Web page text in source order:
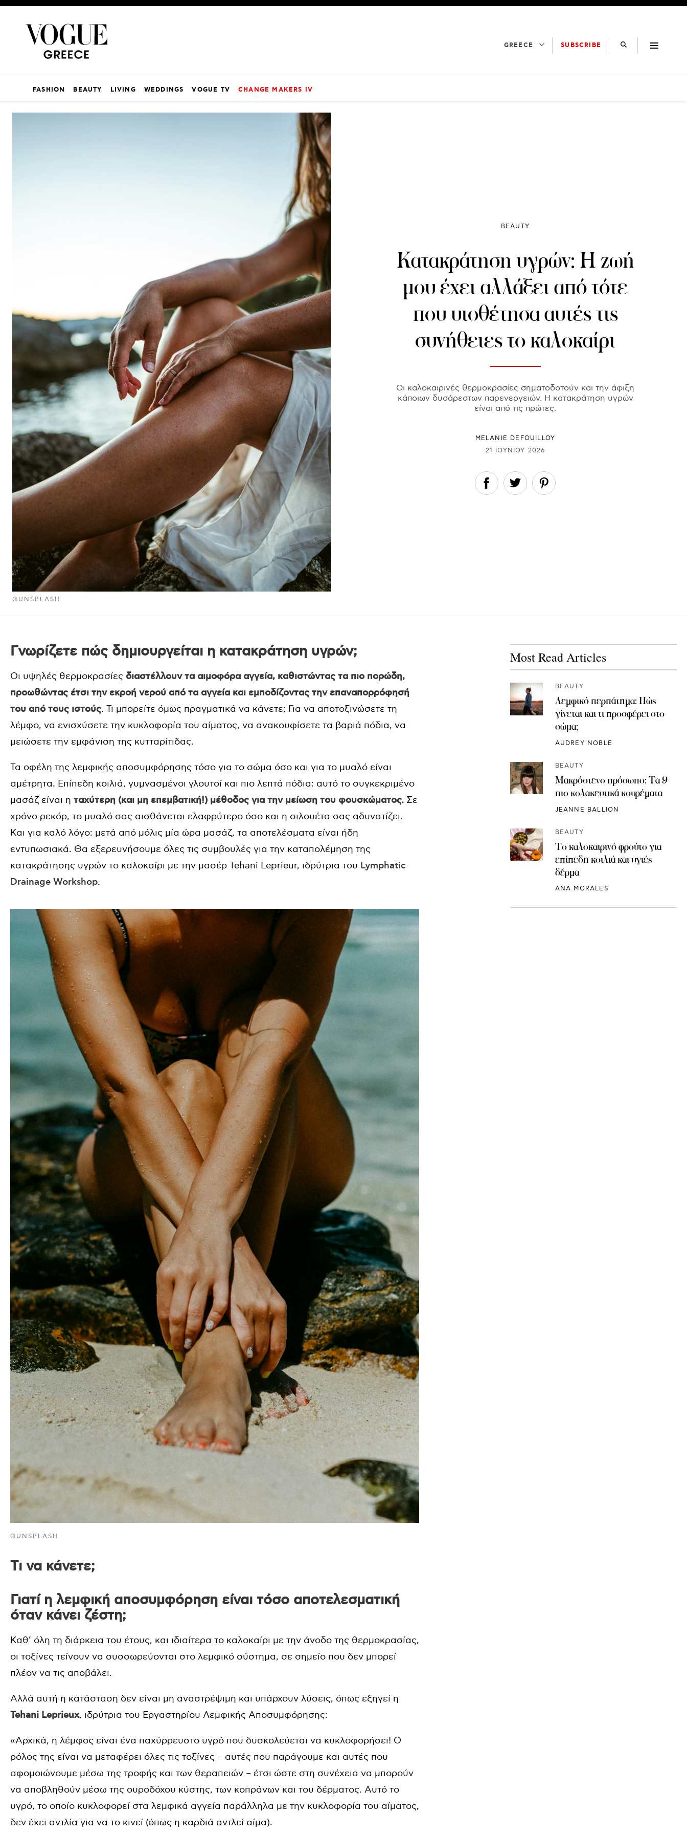
GREECE SUBSCRIBE
FASHION BEAUTY LIVING WEDDINGS VOGUE TV CHANGE MAKERS IV
©UNSPLASH
BEAUTY
Κατακράτηση υγρών: Η ζωή
μου έχει αλλάξει από τότε
που υιοθέτησα αυτές τις
συνήθειες το καλοκαίρι
Οι καλοκαιρινές θερμοκρασίες σηματοδοτούν και την άφιξη
κάποιων δυσάρεστων παρενεργειών. Η κατακράτηση υγρών
είναι από τις πρώτες.
MELANIE DEFOUILLOY
21 ΙΟΥΝΊΟΥ 2026
Γνωρίζετε πώς δημιουργείται η κατακράτηση υγρών;
Οι υψηλές θερμοκρασίες διαστέλλουν τα αιμοφόρα αγγεία, καθιστώντας τα πιο πορώδη,
προωθώντας έτσι την εκροή νερού από τα αγγεία και εμποδίζοντας την επαναπορρόφησή
του από τους ιστούς. Τι μπορείτε όμως πραγματικά να κάνετε; Για να αποτοξινώσετε τη
λέμφο, να ενισχύσετε την κυκλοφορία του αίματος, να ανακουφίσετε τα βαριά πόδια, να
μειώσετε την εμφάνιση της κυτταρίτιδας.
Τα οφέλη της λεμφικής αποσυμφόρησης τόσο για το σώμα όσο και για το μυαλό είναι
αμέτρητα. Επίπεδη κοιλιά, γυμνασμένοι γλουτοί και πιο λεπτά πόδια: αυτό το συγκεκριμένο
μασάζ είναι η ταχύτερη (και μη επεμβατική!) μέθοδος για την μείωση του φουσκώματος. Σε
χρόνο ρεκόρ, το μυαλό σας αισθάνεται ελαφρύτερο όσο και η σιλουέτα σας αδυνατίζει.
Και για καλό λόγο: μετά από μόλις μία ώρα μασάζ, τα αποτελέσματα είναι ήδη
εντυπωσιακά. Θα εξερευνήσουμε όλες τις συμβουλές για την καταπολέμηση της
κατακράτησης υγρών το καλοκαίρι με την μασέρ Tehani Leprieur, ιδρύτρια του Lymphatic
Drainage Workshop.
©UNSPLASH
Tι να κάνετε;
Γιατί η λεμφική αποσυμφόρηση είναι τόσο αποτελεσματική
όταν κάνει ζέστη;
Καθ’ όλη τη διάρκεια του έτους, και ιδιαίτερα το καλοκαίρι με την άνοδο της θερμοκρασίας,
οι τοξίνες τείνουν να συσσωρεύονται στο λεμφικό σύστημα, σε σημείο που δεν μπορεί
πλέον να τις αποβάλει.
Αλλά αυτή η κατάσταση δεν είναι μη αναστρέψιμη και υπάρχουν λύσεις, όπως εξηγεί η
Tehani Leprieux, ιδρύτρια του Εργαστηρίου Λεμφικής Αποσυμφόρησης:
«Αρχικά, η λέμφος είναι ένα παχύρρευστο υγρό που δυσκολεύεται να κυκλοφορήσει! Ο
ρόλος της είναι να μεταφέρει όλες τις τοξίνες – αυτές που παράγουμε και αυτές που
αφομοιώνουμε μέσω της τροφής και των θεραπειών – έτσι ώστε στη συνέχεια να μπορούν
να αποβληθούν μέσω της ουροδόχου κύστης, των κοπράνων και του δέρματος. Αυτό το
υγρό, το οποίο κυκλοφορεί στα λεμφικά αγγεία παράλληλα με την κυκλοφορία του αίματος,
δεν έχει αντλία για να το κινεί (όπως η καρδιά αντλεί αίμα).
Most Read Articles
BEAUTY
Λεμφικό περπάτημα: Πώς
γίνεται και τι προσφέρει στο
σώμα;
AUDREY NOBLE
BEAUTY
Μακρόστενο πρόσωπο: Τα 9
πιο κολακευτικά κουρέματα
JEANNE BALLION
BEAUTY
Το καλοκαιρινό φρούτο για
επίπεδη κοιλιά και υγιές
δέρμα
ANA MORALES